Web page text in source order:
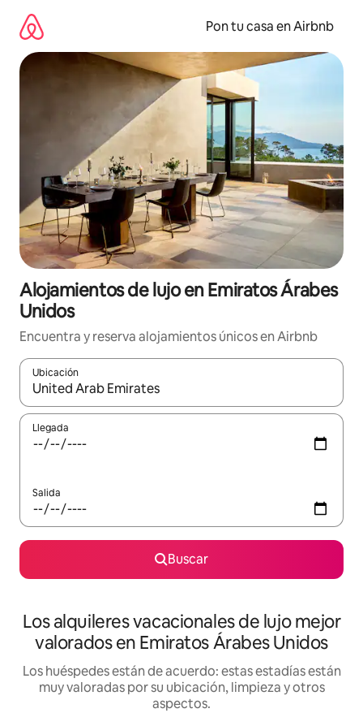
contenido
Pon tu casa en Airbnb
Alojamientos de lujo en Emiratos Árabes
Unidos
Encuentra y reserva alojamientos únicos en Airbnb
Ubicación
Cuando los resultados estén disponibles, navega con las
Llegada
Salida
Buscar
Los alquileres vacacionales de lujo mejor
valorados en Emiratos Árabes Unidos
Los huéspedes están de acuerdo: estas estadías están
muy valoradas por su ubicación, limpieza y otros
aspectos.